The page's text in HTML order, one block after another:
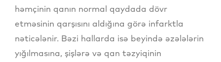
həmçinin qanın normal qaydada dövr
etməsinin qarşısını aldığına görə infarktla
nəticələnir. Bəzi hallarda isə beyində əzələlərin
yığılmasına, şişlərə və qan təzyiqinin